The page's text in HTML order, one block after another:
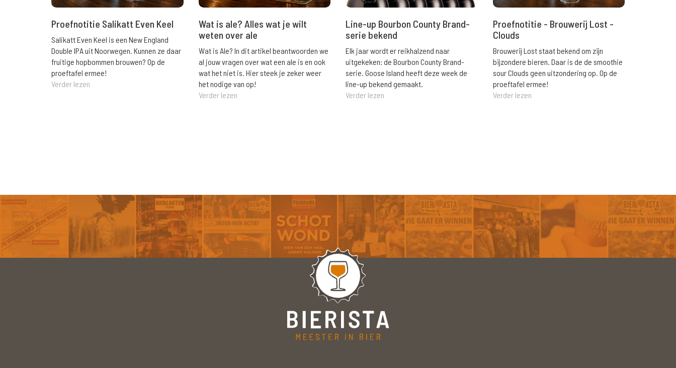
Proefnotitie Salikatt Even Keel
Salikatt Even Keel is een New England
Double IPA uit Noorwegen. Kunnen ze daar
fruitige hopbommen brouwen? Op de
proeftafel ermee!
Verder lezen
Wat is ale? Alles wat je wilt
weten over ale
Wat is Ale? In dit artikel beantwoorden we
al jouw vragen over wat een ale is en ook
wat het niet is. Hier steek je zeker weer
het nodige van op!
Verder lezen
Line-up Bourbon County Brand-
serie bekend
Elk jaar wordt er reikhalzend naar
uitgekeken: de Bourbon County Brand-
serie. Goose Island heeft deze week de
line-up bekend gemaakt.
Verder lezen
Proefnotitie - Brouwerij Lost -
Clouds
Brouwerij Lost staat bekend om zijn
bijzondere bieren. Daar is de de smoothie
sour Clouds geen uitzondering op. Op de
proeftafel ermee!
Verder lezen